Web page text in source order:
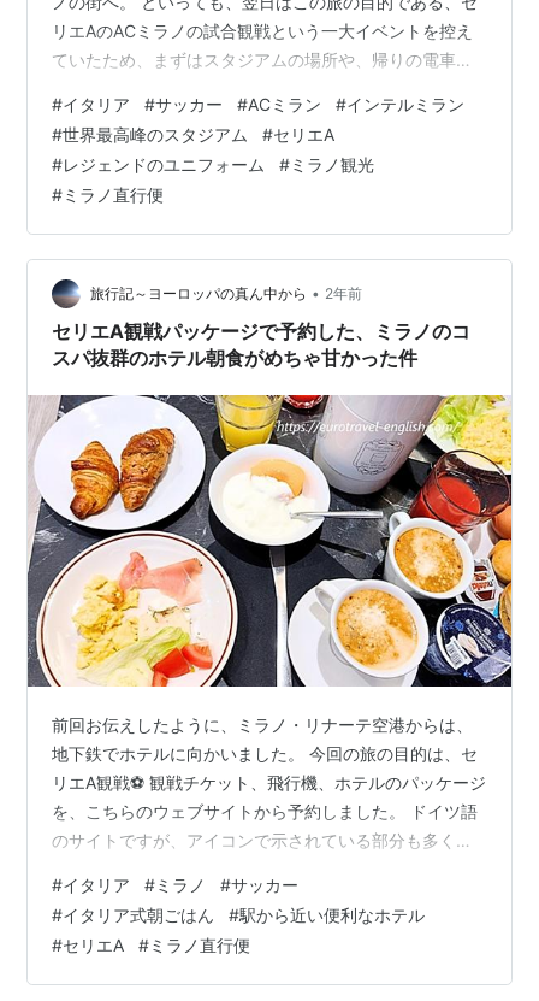
リエAのACミラノの試合観戦という一大イベントを控え
ていたため、まずはスタジアムの場所や、帰りの電車は
ことに。 というわけで、今日はイタリア最大のスタジア
ムでもあり、ミラノのサッカーチームの本拠地、サンシ
ーロ・スタジアムについて、参加したスタジアムツアー
の情報や様子も交えて、お伝えします。 目次 １. サンシ
ーロ・スタジアムについて ２． サンシーロ・スタジアム
ツアーとミュージアム ２－１ 何か…
#イタリア #サッカー #ACミラン #インテルミラン
#世界最高峰のスタジアム #セリエA
#レジェンドのユニフォーム #ミラノ観光
#ミラノ直行便
旅行記～ヨーロッパの真ん中から • 2年前
セリエA観戦パッケージで予約した、ミラノのコ
スパ抜群のホテル朝食がめちゃ甘かった件
前回お伝えしたように、ミラノ・リナーテ空港からは、
地下鉄でホテルに向かいました。 今回の旅の目的は、セ
リエA観戦⚽ 観戦チケット、飛行機、ホテルのパッケージ
を、こちらのウェブサイトから予約しました。 ドイツ語
のサイトですが、アイコンで示されている部分も多く、
ができますよ。 チケットが取りにくい試合でも、ここで
なら見つかるかも？！ 飛行機なしで、観戦チケットとホ
テルのみのパッケージも選択できるので、欧州内を電車
で巡る方にも便利です👍 ホテルや飛行機は、ウェブサイ
#イタリア #ミラノ #サッカー
#イタリア式朝ごはん #駅から近い便利なホテル
#セリエA #ミラノ直行便